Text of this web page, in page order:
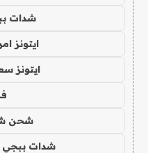
شدات
ايتونز
ايتونز
شحن
شدات ببجي